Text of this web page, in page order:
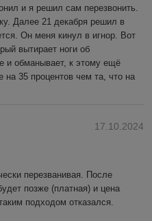
и я решил сам перезвонить.
Далее 21 декабря решил в
Он меня кинул в игнор. Вот
вытирает ноги об
и обманывает, к этому ещё
на 35 процентов чем та, что на
17.10.2024
перезванивая. После
позже (платная) и цена
подходом отказался.